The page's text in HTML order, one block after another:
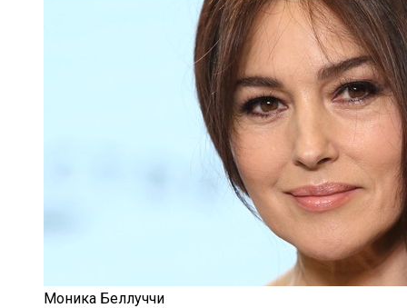
Моника Беллуччи